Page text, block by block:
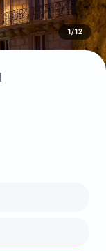
1/12